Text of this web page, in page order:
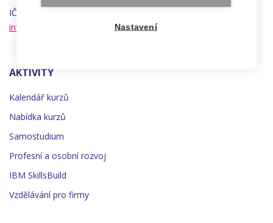
IČO 22834958 | DIČ CZ22834958
info@czechitas.cz
AKTIVITY
Kalendář kurzů
Nabídka kurzů
Samostudium
Profesní a osobní rozvoj
IBM SkillsBuild
Vzdělávání pro firmy
Nastavení